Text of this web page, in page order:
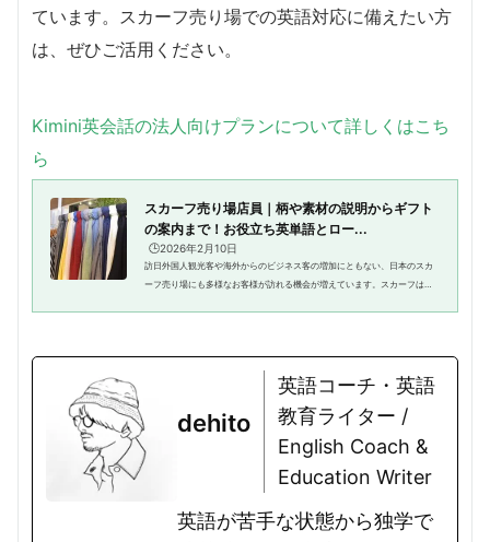
ています。スカーフ売り場での英語対応に備えたい方
は、ぜひご活用ください。
Kimini英会話の法人向けプランについて詳しくはこち
ら
スカーフ売り場店員｜柄や素材の説明からギフト
の案内まで！お役立ち英単語とロー...
🕒️2026年2月10日
訪日外国人観光客や海外からのビジネス客の増加にともない、日本のスカ
ーフ売り場にも多様なお客様が訪れる機会が増えています。スカーフはフ
dehito
英語コーチ・英語
教育ライター /
English Coach &
Education Writer
英語が苦手な状態から独学で